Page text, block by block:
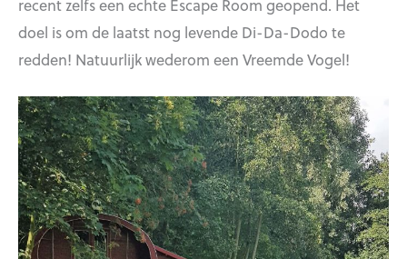
recent zelfs een echte Escape Room geopend. Het
doel is om de laatst nog levende Di-Da-Dodo te
redden! Natuurlijk wederom een Vreemde Vogel!